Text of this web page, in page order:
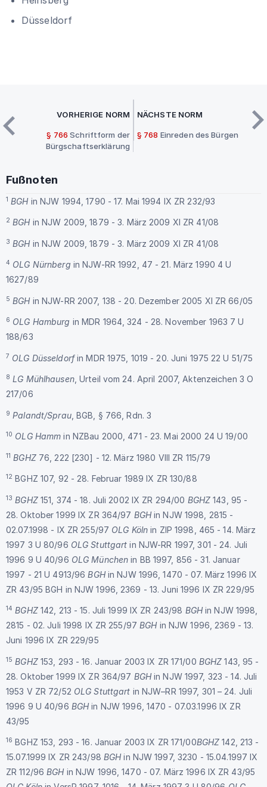
Düsseldorf
VORHERIGE NORM
§ 766 Schriftform der
Bürgschaftserklärung
NÄCHSTE NORM
§ 768 Einreden des Bürgen
Fußnoten
1 BGHin NJW 1994, 1790 - 17. Mai 1994 IX ZR 232/93
2 BGHin NJW 2009, 1879 - 3. März 2009 XI ZR 41/08
3 BGHin NJW 2009, 1879 - 3. März 2009 XI ZR 41/08
4 OLG Nürnberg in NJW-RR 1992, 47 - 21. März 1990 4 U
1627/89
5 BGHin NJW-RR 2007, 138 - 20. Dezember 2005 XI ZR 66/05
6 OLG Hamburg in MDR 1964, 324 - 28. November 1963 7 U
188/63
7 OLG Düsseldorfin MDR 1975, 1019 - 20. Juni 1975 22 U 51/75
8 LG Mühlhausen, Urteil vom 24. April 2007, Aktenzeichen 3 O
217/06
9 Palandt/Sprau, BGB, § 766, Rdn. 3
10 OLG Hamm in NZBau 2000, 471 - 23. Mai 2000 24 U 19/00
11 BGHZ76, 222 [230] - 12. März 1980 VIII ZR 115/79
12 BGHZ 107, 92 - 28. Februar 1989 IX ZR 130/88
13 BGHZ151, 374 - 18. Juli 2002 IX ZR 294/00 BGHZ 143, 95 -
28. Oktober 1999 IX ZR 364/97 BGHin NJW 1998, 2815 -
02.07.1998 - IX ZR 255/97 OLG Köln in ZIP 1998, 465 - 14. März
1997 3 U 80/96 OLG Stuttgart in NJW-RR 1997, 301 - 24. Juli
1996 9 U 40/96 OLG München in BB 1997, 856 - 31. Januar
1997 - 21 U 4913/96BGHin NJW 1996, 1470 - 07. März 1996 IX
ZR 43/95 BGH in NJW 1996, 2369 - 13. Juni 1996 IX ZR 229/95
14 BGHZ142, 213 - 15. Juli 1999 IX ZR 243/98 BGHin NJW 1998,
2815 - 02. Juli 1998 IX ZR 255/97BGHin NJW 1996, 2369 - 13.
Juni 1996 IX ZR 229/95
15 BGHZ153, 293 - 16. Januar 2003 IX ZR 171/00 BGHZ 143, 95 -
28. Oktober 1999 IX ZR 364/97 BGHin NJW 1997, 323 - 14. Juli
1953 V ZR 72/52 OLG Stuttgart in NJW–RR 1997, 301 – 24. Juli
1996 9 U 40/96 BGHin NJW 1996, 1470 - 07.03.1996 IX ZR
43/95
16 BGHZ 153, 293 - 16. Januar 2003 IX ZR 171/00BGHZ 142, 213 -
15.07.1999 IX ZR 243/98 BGHin NJW 1997, 3230 - 15.04.1997 IX
ZR 112/96BGHin NJW 1996, 1470 - 07. März 1996 IX ZR 43/95